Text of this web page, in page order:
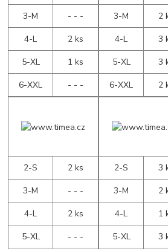
3-M
- - -
4-L
2 ks
5-XL
1 ks
6-XXL
- - -
3-M
2
4-L
3
5-XL
3
6-XXL
2
2-S
2 ks
3-M
- - -
4-L
2 ks
5-XL
- - -
2-S
3
3-M
2
4-L
1
5-XL
3